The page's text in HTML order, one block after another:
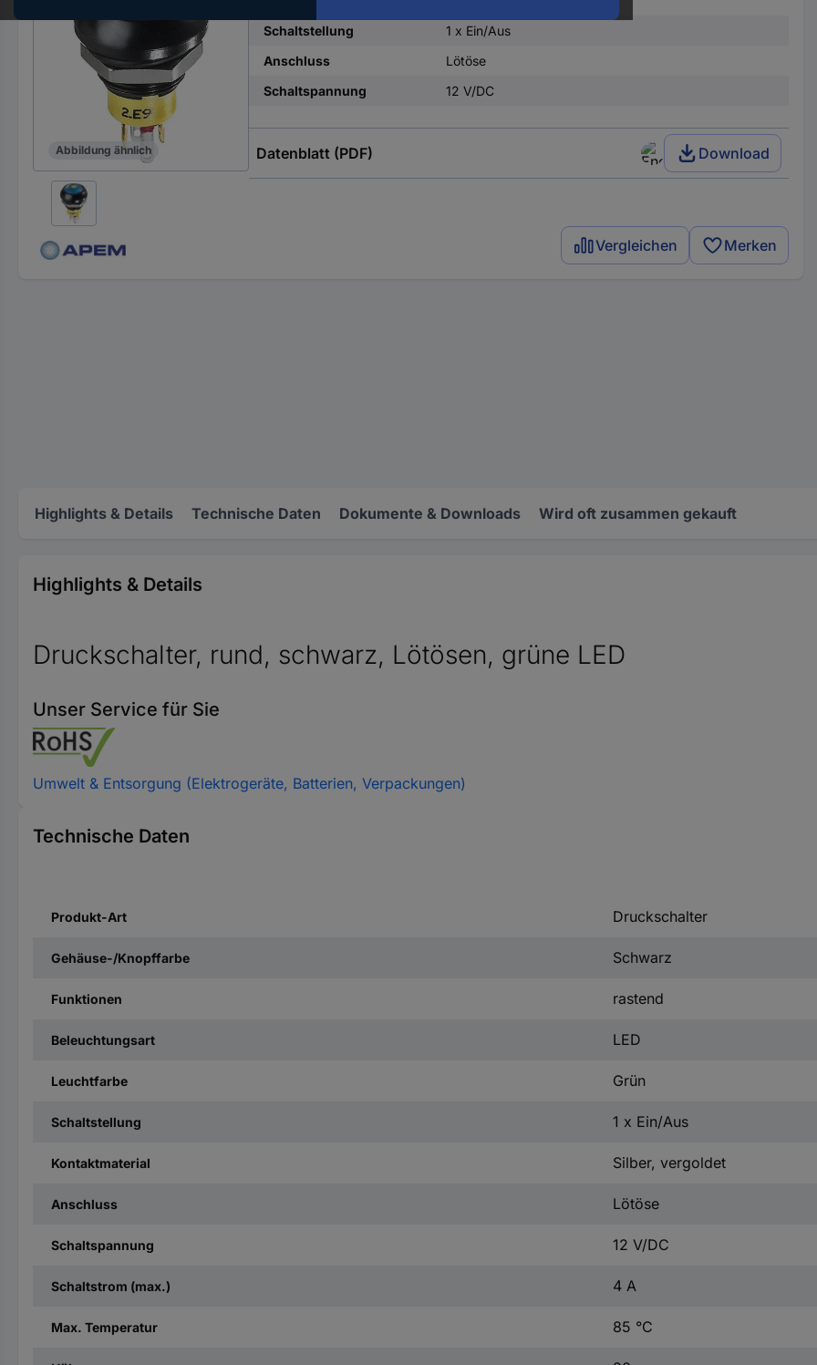
Abbildung ähnlich
Schaltstellung
1 x Ein/Aus
Anschluss
Lötöse
Schaltspannung
12 V/DC
Datenblatt (PDF) Download
Vergleichen Merken
Highlights & Details Technische Daten Dokumente & Downloads Wird oft zusammen gekauft
Highlights & Details
Druckschalter, rund, schwarz, Lötösen, grüne LED
Unser Service für Sie
Umwelt & Entsorgung (Elektrogeräte, Batterien, Verpackungen)
Technische Daten
Produkt-Art Druckschalter
Gehäuse-/Knopffarbe Schwarz
Funktionen rastend
Beleuchtungsart LED
Leuchtfarbe Grün
Schaltstellung 1 x Ein/Aus
Kontaktmaterial Silber, vergoldet
Anschluss Lötöse
Schaltspannung 12 V/DC
Schaltstrom (max.) 4 A
Max. Temperatur 85 °C